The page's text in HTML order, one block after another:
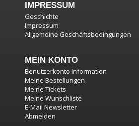
IMPRESSUM
Geschichte
Impressum
Allgemeine Geschäftsbedingungen
MEIN KONTO
Benutzerkonto Information
Meine Bestellungen
Meine Tickets
Meine Wunschliste
E-Mail Newsletter
Abmelden